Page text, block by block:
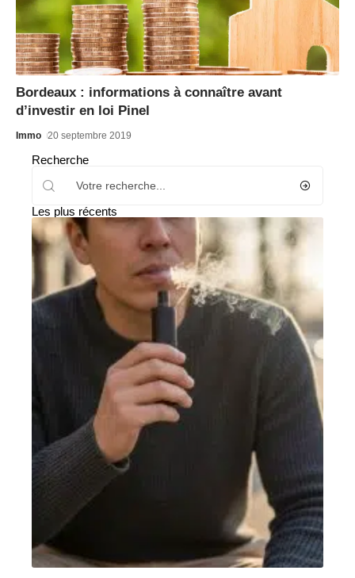
Bordeaux : informations à connaître avant
d’investir en loi Pinel
Immo 20 septembre 2019
Recherche
Les plus récents